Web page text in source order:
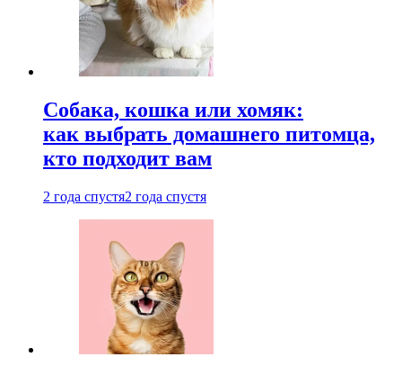
Собака, кошка или хомяк:
как выбрать домашнего питомца,
кто подходит вам
2 года спустя2 года спустя